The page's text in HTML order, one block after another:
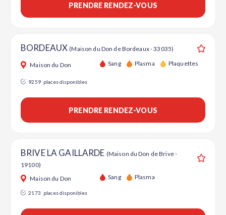
PRENDRE RENDEZ-VOUS
BORDEAUX(Maison du Don de Bordeaux - 33035)
Maison du Don Sang Plasma Plaquettes
9259 places disponibles
PRENDRE RENDEZ-VOUS
BRIVE LA GAILLARDE (Maison du Don de Brive -
19100)
Maison du Don Sang Plasma
2173 places disponibles